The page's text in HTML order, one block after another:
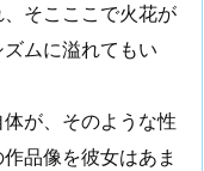
そこここで火花が
ムに溢れてもい
が、そのような性
品像を彼女はあま